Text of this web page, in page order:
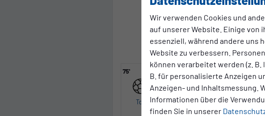
Wir verwenden Cookies und
auf unserer Website. Einige von
essenziell, während andere uns
Website zu verbessern.
können verarbeitet werden (z. B.
B. für personalisierte Anzeigen
Anzeigen- und Inhaltsmessung.
Informationen über die
finden Sie in unserer
Union Velbert
U17 - Juniorinnen
75'
Tor Gelbe Karte Tor